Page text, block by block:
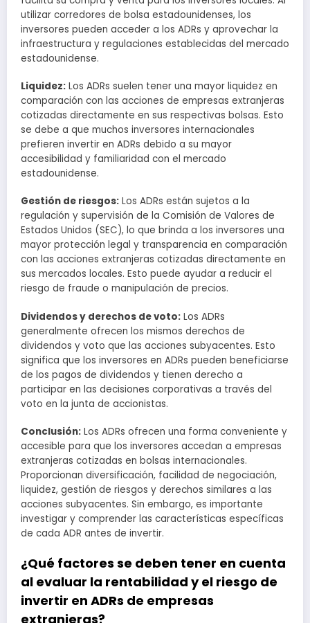
utilizar corredores de bolsa estadounidenses, los
inversores pueden acceder a los ADRs y aprovechar la
infraestructura y regulaciones establecidas del mercado
estadounidense.
Liquidez: Los ADRs suelen tener una mayor liquidez en
comparación con las acciones de empresas extranjeras
cotizadas directamente en sus respectivas bolsas. Esto
se debe a que muchos inversores internacionales
prefieren invertir en ADRs debido a su mayor
accesibilidad y familiaridad con el mercado
estadounidense.
Gestión de riesgos: Los ADRs están sujetos a la
regulación y supervisión de la Comisión de Valores de
Estados Unidos (SEC), lo que brinda a los inversores una
mayor protección legal y transparencia en comparación
con las acciones extranjeras cotizadas directamente en
sus mercados locales. Esto puede ayudar a reducir el
riesgo de fraude o manipulación de precios.
Dividendos y derechos de voto: Los ADRs
generalmente ofrecen los mismos derechos de
dividendos y voto que las acciones subyacentes. Esto
significa que los inversores en ADRs pueden beneficiarse
de los pagos de dividendos y tienen derecho a
participar en las decisiones corporativas a través del
voto en la junta de accionistas.
Conclusión: Los ADRs ofrecen una forma conveniente y
accesible para que los inversores accedan a empresas
extranjeras cotizadas en bolsas internacionales.
Proporcionan diversificación, facilidad de negociación,
liquidez, gestión de riesgos y derechos similares a las
acciones subyacentes. Sin embargo, es importante
investigar y comprender las características específicas
de cada ADR antes de invertir.
¿Qué factores se deben tener en cuenta
al evaluar la rentabilidad y el riesgo de
invertir en ADRs de empresas
extranjeras?